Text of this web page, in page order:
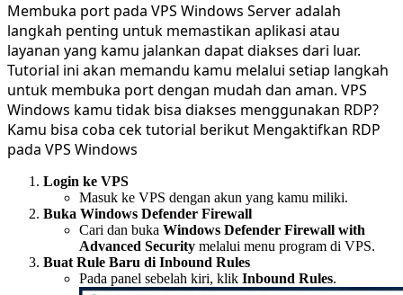
Membuka port pada VPS Windows Server adalah
langkah penting untuk memastikan aplikasi atau
layanan yang kamu jalankan dapat diakses dari luar.
Tutorial ini akan memandu kamu melalui setiap langkah
untuk membuka port dengan mudah dan aman. VPS
Windows kamu tidak bisa diakses menggunakan RDP?
Kamu bisa coba cek tutorial berikut Mengaktifkan RDP
pada VPS Windows
Login ke VPS
Masuk ke VPS dengan akun yang kamu miliki.
Buka Windows Defender Firewall
Cari dan buka Windows Defender Firewall with
Advanced Security melalui menu program di VPS.
Buat Rule Baru di Inbound Rules
Pada panel sebelah kiri, klik Inbound Rules.